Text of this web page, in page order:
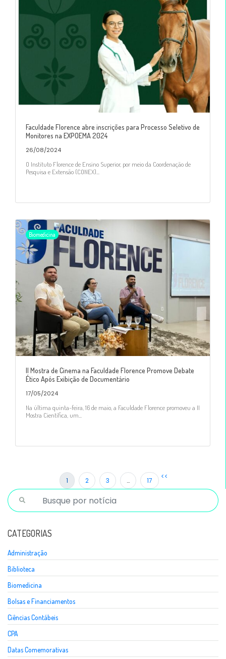
Faculdade Florence abre inscrições para Processo Seletivo de
Monitores na EXPOEMA 2024
26/08/2024
O Instituto Florence de Ensino Superior, por meio da Coordenação de
Pesquisa e Extensão (CONEX)...
Biomedicina
II Mostra de Cinema na Faculdade Florence Promove Debate
Ético Após Exibição de Documentário
17/05/2024
Na última quinta-feira, 16 de maio, a Faculdade Florence promoveu a II
Mostra Científica, um...
1 2 3 … 17 <<
CATEGORIAS
Administração
Biblioteca
Biomedicina
Bolsas e Financiamentos
Ciências Contábeis
CPA
Datas Comemorativas